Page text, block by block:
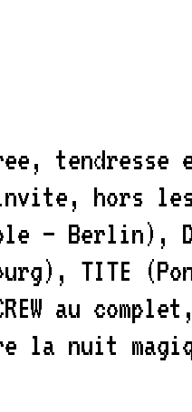
invite, hors
– Berlin),
TITE
au
la nuit